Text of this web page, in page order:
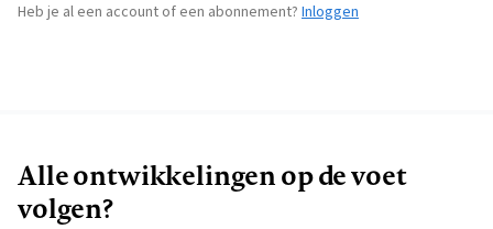
Heb je al een account of een abonnement? Inloggen
Alle ontwikkelingen op de voet
volgen?